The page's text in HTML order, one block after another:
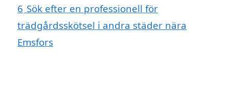
6 Sök efter en professionell för
trädgårdsskötsel i andra städer nära
Emsfors